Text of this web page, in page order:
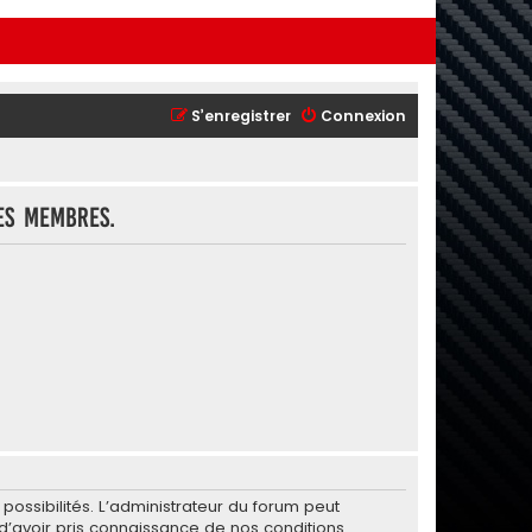
Connexion
S’enregistrer
membres.
L’administrateur du forum peut